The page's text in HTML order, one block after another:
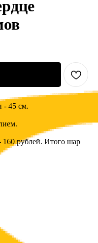
- 45 см.
160 рублей. Итого шар